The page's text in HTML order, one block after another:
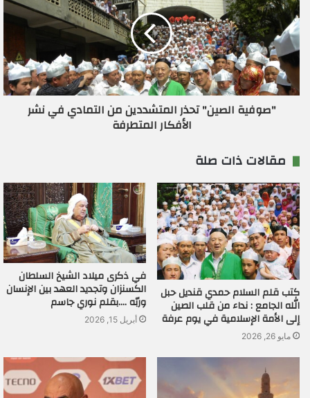
"صوفية الصين" تحذر المتشددين من التمادي في نشر
الأفكار المتطرفة
مقالات ذات صلة
كتب قلم السلام حمدي قنديل حبل
الله الجامع : نداء من قلب الصين
إلى الأمة الإسلامية في يوم عرفة
مايو 26, 2026
في ذكرى ميلاد الشيخ السلطان
الكسنزان وتجديد العهد بين الإنسان
وربّه ….بقلم نوري جاسم
أبريل 15, 2026